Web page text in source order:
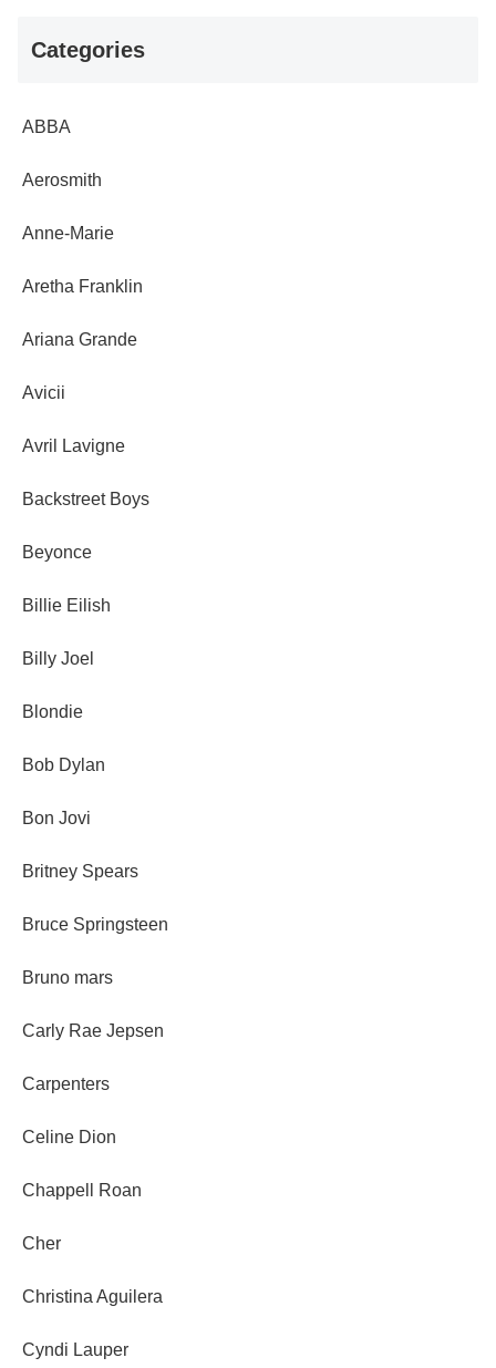
Categories
ABBA
Aerosmith
Anne-Marie
Aretha Franklin
Ariana Grande
Avicii
Avril Lavigne
Backstreet Boys
Beyonce
Billie Eilish
Billy Joel
Blondie
Bob Dylan
Bon Jovi
Britney Spears
Bruce Springsteen
Bruno mars
Carly Rae Jepsen
Carpenters
Celine Dion
Chappell Roan
Cher
Christina Aguilera
Cyndi Lauper